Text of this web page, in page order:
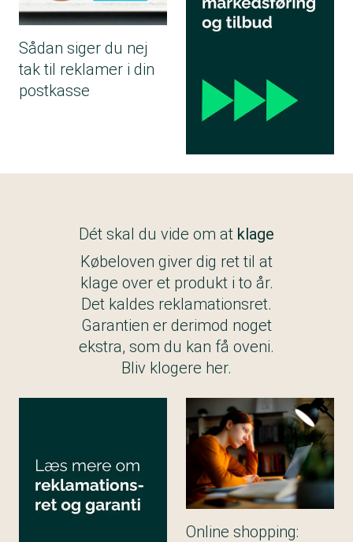
Sådan siger du nej
tak til reklamer i din
postkasse
Dét skal du vide om at klage
Købeloven giver dig ret til at
klage over et produkt i to år.
Det kaldes reklamationsret.
Garantien er derimod noget
ekstra, som du kan få oveni.
Bliv klogere her.
Online shopping: